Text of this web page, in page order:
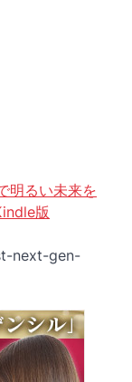
明るい未来を
版
next-gen-